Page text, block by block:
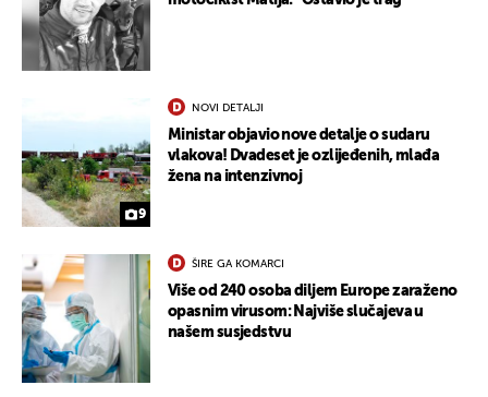
9
NOVI DETALJI
Ministar objavio nove detalje o sudaru
vlakova! Dvadeset je ozlijeđenih, mlađa
žena na intenzivnoj
ŠIRE GA KOMARCI
Više od 240 osoba diljem Europe zaraženo
opasnim virusom: Najviše slučajeva u
našem susjedstvu